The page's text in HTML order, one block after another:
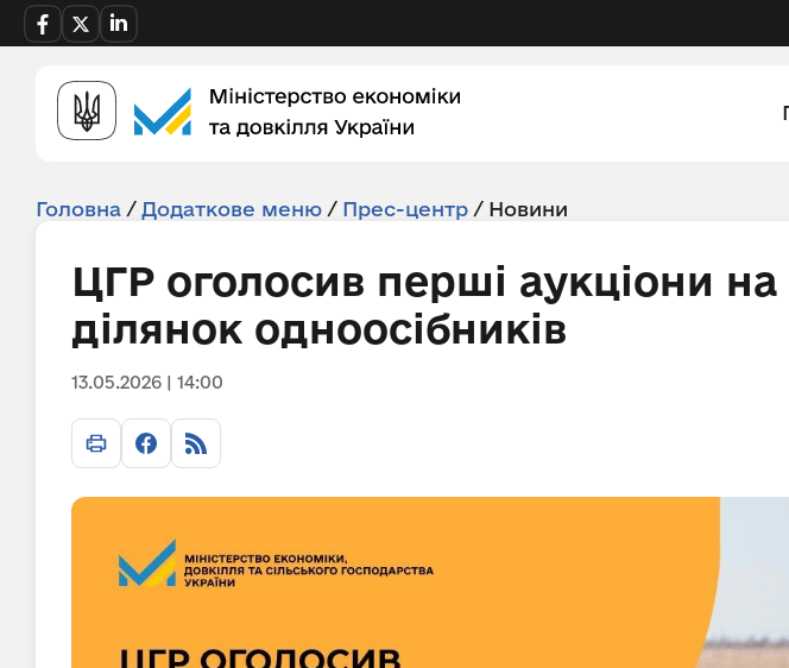
Головна / Додаткове меню / Прес-центр / Новини
ЦГР оголосив перші аукціони
ділянок одноосібників
13.05.2026 | 14:00